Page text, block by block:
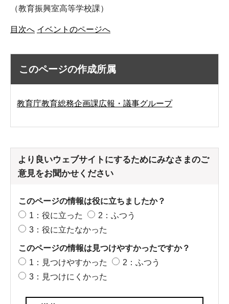
（教育振興室高等学校課）
目次へ イベントのページへ
このページの作成所属
教育庁教育総務企画課広報・議事グループ
より良いウェブサイトにするためにみなさまのご
意見をお聞かせください
このページの情報は役に立ちましたか？
1：役に立った
2：ふつう
3：役に立たなかった
このページの情報は見つけやすかったですか？
1：見つけやすかった
2：ふつう
3：見つけにくかった